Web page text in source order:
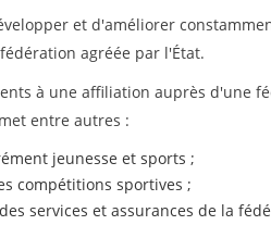
et d'améliorer
agréée par l'État.
à une affiliation auprès d'une
entre autres :
jeunesse et sports ;
compétitions sportives ;
services et assurances de la